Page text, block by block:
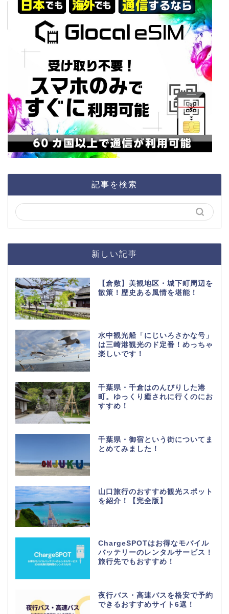
記事を検索
新しい記事
【倉敷】美観地区・城下町周辺を
散策！歴史ある風情を堪能！
水中観光船「にじいろさかな号」
は三崎港観光のド定番！めっちゃ
楽しいです！
千葉県・千倉はのんびりした港
町。ゆっくり癒されに行くのにお
すすめ！
千葉県・御宿という街についてま
とめてみました！
山口旅行のおすすめ観光スポット
を紹介！【完全版】
ChargeSPOTはお得なモバイル
バッテリーのレンタルサービス！
旅行先でもおすすめ！
夜行バス・高速バスを格安で予約
できるおすすめサイト6選！